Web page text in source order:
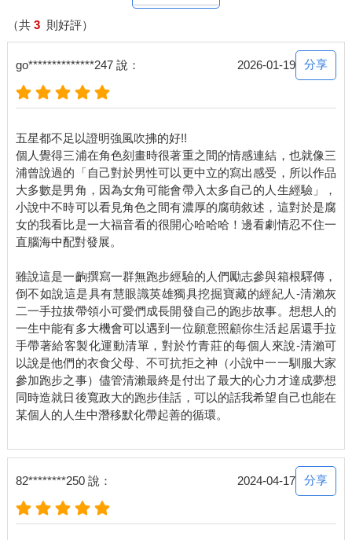
（共 3 則好評）
go**************247 說： 2026-01-19 分享
五星都不足以證明強風吹拂的好!!
個人覺得三浦在角色刻畫時很著重之間的情感連結，也就像三
浦曾說過的「自己對於男性可以更中立的寫出感受，所以作品
大多數是男角，因為女角可能會帶入太多自己的人生經驗」，
小說中不時可以看見角色之間有濃厚的腐萌敘述，這對於是腐
女的我看比是一大福音看的很開心哈哈哈！邊看劇情忍不住一
直腦海中配對發展。
雖說這是一齣撰寫一群無跑步經驗的人們勵志參與箱根驛傳，
倒不如說這是具有慧眼識英雄獨具挖掘寶藏的經紀人-清瀨灰
二一手拉拔帶領小可愛們成長開發自己的跑步故事。想想人的
一生中能有多大機會可以遇到一位願意照顧你生活起居還手拉
手帶著給客製化運動清單，對於竹青莊的每個人來說-清瀨可
以說是他們的衣食父母、不可抗拒之神（小說中一一馴服大家
參加跑步之事）儘管清瀨最終是付出了最大的心力才達成夢想
同時造就日後寬政大的跑步佳話，可以的話我希望自己也能在
某個人的人生中潛移默化帶起善的循環。
82********250 說： 2024-04-17 分享